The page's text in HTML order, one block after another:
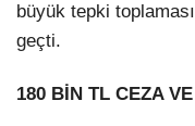
büyük tepki
geçti.
180 BİN TL CEZA